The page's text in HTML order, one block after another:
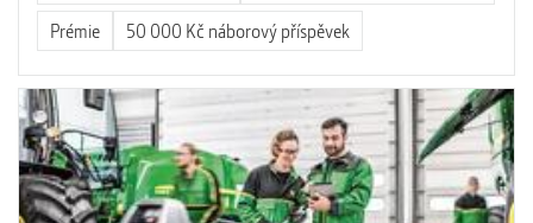
Prémie
50 000 Kč náborový příspěvek